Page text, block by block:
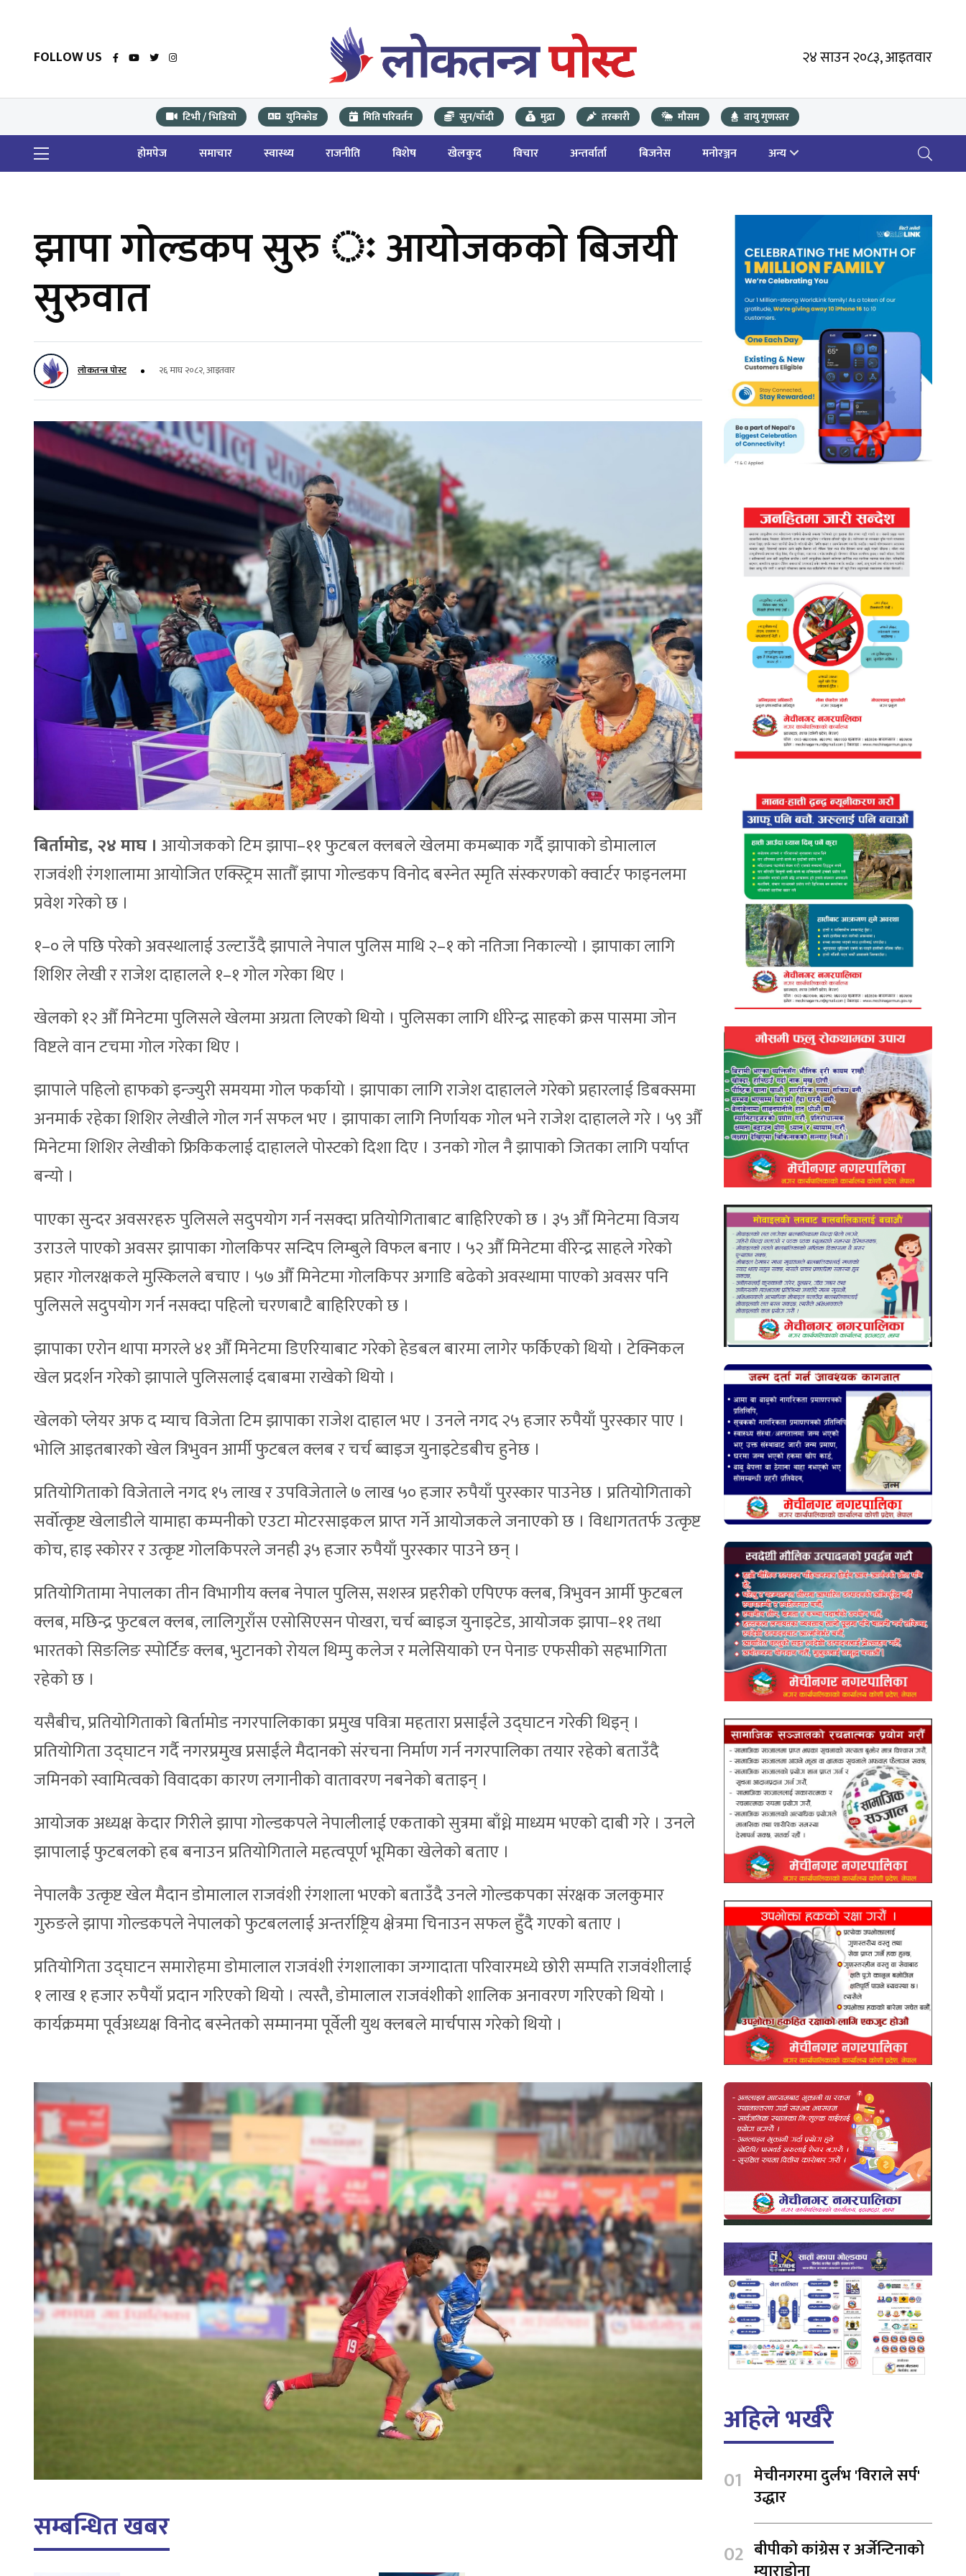
FOLLOW US २४ साउन २०८३, आइतवार
टिभी / भिडियो युनिकोड मिति परिवर्तन सुन/चाँदी मुद्रा तरकारी मौसम वायु गुणस्तर
होमपेज समाचार स्वास्थ्य राजनीति विशेष खेलकुद विचार अन्तर्वार्ता बिजनेस मनोरञ्जन अन्य
झापा गोल्डकप सुरु ः आयोजकको बिजयी
सुरुवात
लोकतन्त्र पोस्ट २६ माघ २०८२, आइतवार
बिर्तामोड, २४ माघ । आयोजकको टिम झापा–११ फुटबल क्लबले खेलमा कमब्याक गर्दै झापाको डोमालाल
राजवंशी रंगशालामा आयोजित एक्स्ट्रिम सातौँ झापा गोल्डकप विनोद बस्नेत स्मृति संस्करणको क्वार्टर फाइनलमा
प्रवेश गरेको छ ।
१–० ले पछि परेको अवस्थालाई उल्टाउँदै झापाले नेपाल पुलिस माथि २–१ को नतिजा निकाल्यो । झापाका लागि
शिशिर लेखी र राजेश दाहालले १–१ गोल गरेका थिए ।
खेलको १२ औँ मिनेटमा पुलिसले खेलमा अग्रता लिएको थियो । पुलिसका लागि धीरेन्द्र साहको क्रस पासमा जोन
विष्टले वान टचमा गोल गरेका थिए ।
झापाले पहिलो हाफको इन्ज्युरी समयमा गोल फर्कायो । झापाका लागि राजेश दाहालले गरेको प्रहारलाई डिबक्समा
अनमार्क रहेका शिशिर लेखीले गोल गर्न सफल भए । झापाका लागि निर्णायक गोल भने राजेश दाहालले गरे । ५९ औँ
मिनेटमा शिशिर लेखीको फ्रिकिकलाई दाहालले पोस्टको दिशा दिए । उनको गोल नै झापाको जितका लागि पर्याप्त
बन्यो ।
पाएका सुन्दर अवसरहरु पुलिसले सदुपयोग गर्न नसक्दा प्रतियोगिताबाट बाहिरिएको छ । ३५ औँ मिनेटमा विजय
उराउले पाएको अवसर झापाका गोलकिपर सन्दिप लिम्बुले विफल बनाए । ५२ औँ मिनेटमा वीरेन्द्र साहले गरेको
प्रहार गोलरक्षकले मुस्किलले बचाए । ५७ औँ मिनेटमा गोलकिपर अगाडि बढेको अवस्थामा पाएको अवसर पनि
पुलिसले सदुपयोग गर्न नसक्दा पहिलो चरणबाटै बाहिरिएको छ ।
झापाका एरोन थापा मगरले ४१ औँ मिनेटमा डिएरियाबाट गरेको हेडबल बारमा लागेर फर्किएको थियो । टेक्निकल
खेल प्रदर्शन गरेको झापाले पुलिसलाई दबाबमा राखेको थियो ।
खेलको प्लेयर अफ द म्याच विजेता टिम झापाका राजेश दाहाल भए । उनले नगद २५ हजार रुपैयाँ पुरस्कार पाए ।
भोलि आइतबारको खेल त्रिभुवन आर्मी फुटबल क्लब र चर्च ब्वाइज युनाइटेडबीच हुनेछ ।
प्रतियोगिताको विजेताले नगद १५ लाख र उपविजेताले ७ लाख ५० हजार रुपैयाँ पुरस्कार पाउनेछ । प्रतियोगिताको
सर्वोत्कृष्ट खेलाडीले यामाहा कम्पनीको एउटा मोटरसाइकल प्राप्त गर्ने आयोजकले जनाएको छ । विधागततर्फ उत्कृष्ट
कोच, हाइ स्कोरर र उत्कृष्ट गोलकिपरले जनही ३५ हजार रुपैयाँ पुरस्कार पाउने छन् ।
प्रतियोगितामा नेपालका तीन विभागीय क्लब नेपाल पुलिस, सशस्त्र प्रहरीको एपिएफ क्लब, त्रिभुवन आर्मी फुटबल
क्लब, मछिन्द्र फुटबल क्लब, लालिगुराँस एसोसिएसन पोखरा, चर्च ब्वाइज युनाइटेड, आयोजक झापा–११ तथा
भारतको सिङलिङ स्पोर्टिङ क्लब, भुटानको रोयल थिम्पु कलेज र मलेसियाको एन पेनाङ एफसीको सहभागिता
रहेको छ ।
यसैबीच, प्रतियोगिताको बिर्तामोड नगरपालिकाका प्रमुख पवित्रा महतारा प्रसाईंले उद्घाटन गरेकी थिइन् ।
प्रतियोगिता उद्घाटन गर्दै नगरप्रमुख प्रसाईंले मैदानको संरचना निर्माण गर्न नगरपालिका तयार रहेको बताउँदै
जमिनको स्वामित्वको विवादका कारण लगानीको वातावरण नबनेको बताइन् ।
आयोजक अध्यक्ष केदार गिरीले झापा गोल्डकपले नेपालीलाई एकताको सुत्रमा बाँध्ने माध्यम भएको दाबी गरे । उनले
झापालाई फुटबलको हब बनाउन प्रतियोगिताले महत्वपूर्ण भूमिका खेलेको बताए ।
नेपालकै उत्कृष्ट खेल मैदान डोमालाल राजवंशी रंगशाला भएको बताउँदै उनले गोल्डकपका संरक्षक जलकुमार
गुरुङले झापा गोल्डकपले नेपालको फुटबललाई अन्तर्राष्ट्रिय क्षेत्रमा चिनाउन सफल हुँदै गएको बताए ।
प्रतियोगिता उद्घाटन समारोहमा डोमालाल राजवंशी रंगशालाका जग्गादाता परिवारमध्ये छोरी सम्पति राजवंशीलाई
१ लाख १ हजार रुपैयाँ प्रदान गरिएको थियो । त्यस्तै, डोमालाल राजवंशीको शालिक अनावरण गरिएको थियो ।
कार्यक्रममा पूर्वअध्यक्ष विनोद बस्नेतको सम्मानमा पूर्वेली युथ क्लबले मार्चपास गरेको थियो ।
सम्बन्धित खबर
अहिले भर्खरै
मेचीनगरमा दुर्लभ 'विराले सर्प'
उद्धार
बीपीको कांग्रेस र अर्जेन्टिनाको